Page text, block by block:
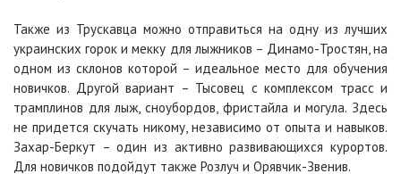
Также из Трускавца можно отправиться на одну из лучших
украинских горок и мекку для лыжников – Динамо-Тростян, на
одном из склонов которой – идеальное место для обучения
новичков. Другой вариант – Тысовец с комплексом трасс и
трамплинов для лыж, сноубордов, фристайла и могула. Здесь
не придется скучать никому, независимо от опыта и навыков.
Захар-Беркут – один из активно развивающихся курортов.
Для новичков подойдут также Розлуч и Орявчик-Звенив.